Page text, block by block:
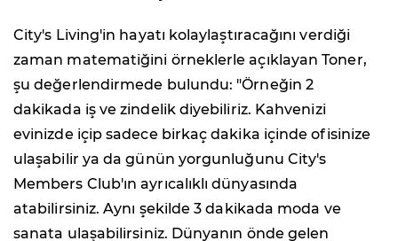
City's Living'in hayatı kolaylaştıracağını verdiği
zaman matematiğini örneklerle açıklayan Toner,
şu değerlendirmede bulundu: "Örneğin 2
dakikada iş ve zindelik diyebiliriz. Kahvenizi
evinizde içip sadece birkaç dakika içinde ofisinize
ulaşabilir ya da günün yorgunluğunu City's
Members Club'ın ayrıcalıklı dünyasında
atabilirsiniz. Aynı şekilde 3 dakikada moda ve
sanata ulaşabilirsiniz. Dünyanın önde gelen